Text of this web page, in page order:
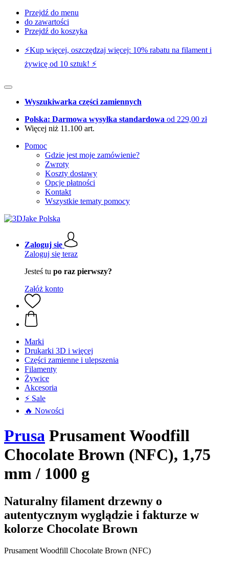
Przejdź do menu
do zawartości
Przejdź do koszyka
⚡️Kup więcej, oszczędzaj więcej: 10% rabatu na filament i
żywicę od 10 sztuk! ⚡️
Wyszukiwarka części zamiennych
Polska: Darmowa wysyłka standardowa od 229,00 zł
Więcej niż 11.100 art.
Pomoc
Gdzie jest moje zamówienie?
Zwroty
Koszty dostawy
Opcje płatności
Kontakt
Wszystkie tematy pomocy
Zaloguj się
Zaloguj się teraz
Jesteś tu po raz pierwszy?
Załóż konto
Marki
Drukarki 3D i więcej
Części zamienne i ulepszenia
Filamenty
Żywice
Akcesoria
⚡ Sale
🔥 Nowości
Prusa Prusament Woodfill
Chocolate Brown (NFC), 1,75
mm / 1000 g
Naturalny filament drzewny o
autentycznym wyglądzie i fakturze w
kolorze Chocolate Brown
Prusament Woodfill Chocolate Brown (NFC)